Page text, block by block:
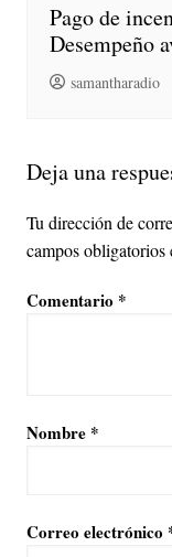
Pago de
Desempeño
samantharadio
Deja una
Tu dirección de
campos obligatorios
Comentario *
Nombre *
Correo electrónico